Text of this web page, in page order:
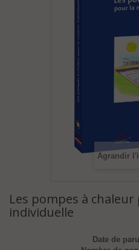
Agrandir
Les pompes à
individuelle
Date de